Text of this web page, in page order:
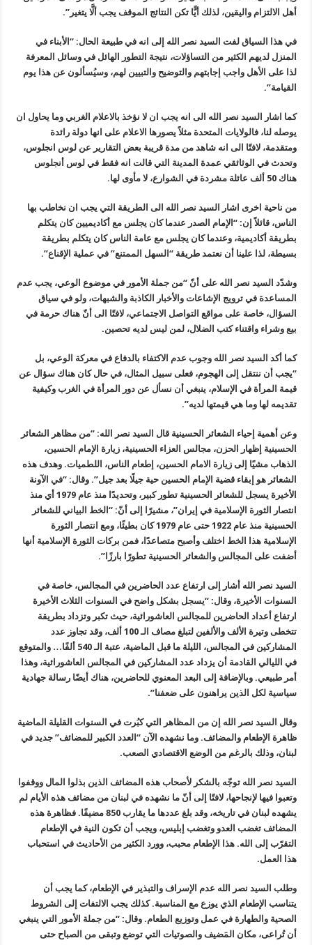
أهل الالتزام واليقين، لذلك أيًّا تكن النتائج الموقف يجب ألَّا يتغير”.
في هذا السياق لفت السيد نصر الله إلى انه في طبيعة الحال: “الأبناء في
المنزل لديهم الكثير من التساؤلات، نتيجة التطور الهائل في وسائل المعرفة
لذا على الأهل واجب إجابتهم والتوضيح والتبيين لهم، وسيُسألون عن هذا يوم
القيامة”.
كما اشار السيد نصر الله الى انه يجب ان لا نؤخذ بالاعلام الغربي وما يحاول ان
يوصله لنا، فالولايات المتحدة مثلاً يصورها الاعلام على انها دولة رائدة
ومتقدمة، لافتًا الى انه شاهد من مدة قريبة بعض التقارير عن لوس انجلوس،
وتحدث في الوثائقي عمدة المدينة التي قالت انه فقط في لوس أنجلوس
هناك 50 ألف عائلة مشردة في الشوارع، لا مأوى لها.
من ناحية اخرى اشار السيد نصر الله الى الطريقة التي يجب ان نخاطب بها
الناس، قائلاً إن: “الإمام الصدر عندما كان يجلس مع أكاديميين كان يتكلم
بطريقة أكاديمية، وعندما كان يجلس مع عامة الناس كان يتكلم بطريقة
بسيطة، لذا علينا أن نعتمد طريقة “السهل الممتنع” في عملية الإقناع”.
وشدّد السيد نصر الله على أنّ “من جملة الأمور في موضوع الوعي، يجب عدم
المساعدة في ترويج الإشاعات والأخبار الكاذبة والشبهات، ولو في سياق
السؤال، خاصة على مواقع التواصل الاجتماعي، لافتًا الى أنّ هناك حرمة في
بيع وشراء واقتناء كتب الضلال، لمن ليس لديه تحصين.
كما أكد السيد نصر الله وجوب عدم الاكتفاء بالدفاع في معركة الوعي، بل
“يجب أن ننتقل إلى الهجوم، فعلى سبيل المثال، في حال كان هناك سؤال عن
قيمة المرأة في الإسلام، ينبغي أن نسأل عن دور المرأة في الغرب وكيفية
تقديمه لها وما هي قيمتها لديه”.
وعن أهمية إحياء الشعائر الحسينية قال السيد نصر الله: “من مظاهر الشعائر
الحسينية إظهار الحزن، مجالس العزاء الحسينية، زيارة الإمام الحسين،
الذهاب مشيًا إلى زيارة الامام الحسين، إطعام الناس، اللطميات. وهدف هذه
الشعائر هو إبقاء قضية الإمام الحسين حية جيلًا بعد جيل”. وقال: “في الآونة
الأخيرة يسجل للشعائر الحسينية تطور كبير، وتحديدًا منذ عام 1979 أي منذ
انتصار الثورة الإسلامية في إيران”، مشيرًا إلى أنّ: “الخط البياني للشعائر
الحسينية منذ عام 1922 حتى عام 1979 كان بطيئًا، ومع انتصار الثورة
الإسلامية هذا الخط اختلف وأصبح متصاعدًا، فمن بركات الثورة الإسلامية أنها
أضفت على المجالس والشعائر الحسينية تطورًا بارزًا”.
السيد نصر الله أشار إلى ارتفاع عدد الحاضرين في المجالس، خاصة في
السنوات الأخيرة، وقال: “يسجل بشكل واضح في السنوات الثلاث الأخيرة
ارتفاع أعداد الحاضرين للمجالس العاشورائية، حيث تكبر وتزداد بطريقة
تتخطى وتيرة الألف والألفين لتبلغ مصاف الـ 100 ألف، وقد تجاوز عدد
المشاركين في المجالس، الليلة ما قبل الماضية، عتبة الـ 540 ألفًا… والمتوقع
في الليالي القادمة أن يزداد عدد المشاركين في المجالس العاشورائية، وهذا
أمر طبيعي. وبالإضافة إلى البعد المعنوي للحاضرين، هناك أيضًا رسالة جهادية
سياسية لكل الذين يراهنون على ضعفنا”.
وقال السيد نصر الله إن من المظاهر التي كبُرت في السنوات القليلة الماضية
ظاهرة الإطعام والمضائف. وما نشهده الآن “العدد الكبير للمضائف” جديد في
لبنان، وذلك بالرغم من الوضع الاقتصادي الصعب.
السيد نصر الله توجّه بالشكر لأصحاب هذه المضائف الذين بذلوا المال ووقفوا
وتعبوا فيها لإنجاحها، لافتًا إلى أنّ ما نشهده في لبنان من مضائف هذه الأيام لم
يشهده لبنان في تاريخه، وقد بلغ عددها ما يقارب 850 مضيفًا. فظاهرة هذه
المضائف تغضب العدو وتغضب إبليس، ويجب أن تكون النية في الإطعام
التقرّب إلى الله. هذا الإطعام محبب، وورد الكثير من الأحاديث في استحباب
هذا العمل.
وطلب السيد نصر الله عدم الإسراف والتبذير في الإطعام، كما يجب أن
يتناسب الإطعام الذي يوزع مع المناسبة. كذلك يجب الالتفات إلى الشروط
الصحية والطهارة في عمل وتوزيع الطعام. وقال: “من جملة الأمور التي ينبغي
أن تُراعى، مكان المَضيف والصوتيات التي توضع وتبقى من الصباح حتى